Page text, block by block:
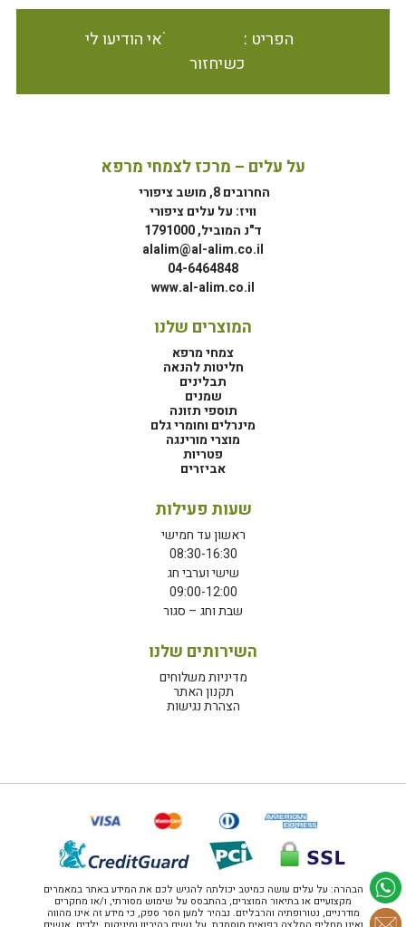
הפריט אינו זמין במלאי הודיעו לי
כשיחזור
על עלים – מרכז לצמחי מרפא
החרובים 8, מושב ציפורי
וויז: על עלים ציפורי
ד"נ המוביל, 1791000
alalim@al-alim.co.il
04-6464848
www.al-alim.co.il
המוצרים שלנו
צמחי מרפא
חליטות להנאה
תבלינים
שמנים
תוספי תזונה
מינרלים וחומרי גלם
מוצרי מורינגה
פטריות
אביזרים
שעות פעילות
ראשון עד חמישי
08:30-16:30
שישי וערבי חג
09:00-12:00
שבת וחג – סגור
השירותים שלנו
מדיניות משלוחים
תקנון האתר
הצהרת נגישות
הבהרה: על עלים עושה כמיטב יכולתה להגיש לכם את המידע באתר במאמרים
מקצועיים או בתיאור המוצרים, בהתבסס על שימוש מסורתי, ו/או מחקרים
מודרניים, נטורופתיה והרבליזם. נבהיר למען הסר ספק, כי מידע זה אינו מהווה